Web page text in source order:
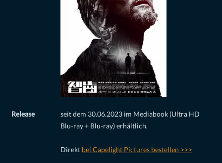
Release
seit dem 30.06.2023 im Mediabook (Ultra HD
Blu-ray + Blu-ray) erhältlich.
Direkt bei Capelight Pictures bestellen >>>